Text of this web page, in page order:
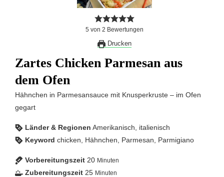
5 von 2 Bewertungen
Drucken
Zartes Chicken Parmesan aus
dem Ofen
Hähnchen in Parmesansauce mit Knusperkruste – im Ofen
gegart
Länder & Regionen Amerikanisch, italienisch
Keyword chicken, Hähnchen, Parmesan, Parmigiano
Vorbereitungszeit 20 Minuten
Zubereitungszeit 25 Minuten